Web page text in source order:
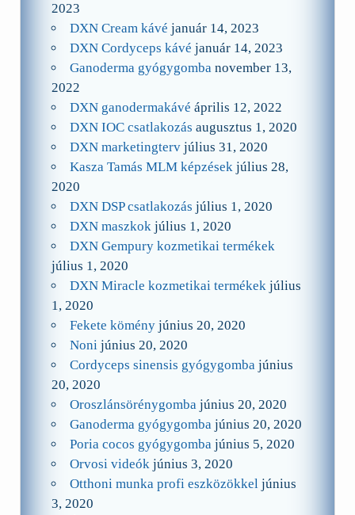
2023
DXN Cream kávé január 14, 2023
DXN Cordyceps kávé január 14, 2023
Ganoderma gyógygomba november 13,
2022
DXN ganodermakávé április 12, 2022
DXN IOC csatlakozás augusztus 1, 2020
DXN marketingterv július 31, 2020
Kasza Tamás MLM képzések július 28,
2020
DXN DSP csatlakozás július 1, 2020
DXN maszkok július 1, 2020
DXN Gempury kozmetikai termékek
július 1, 2020
DXN Miracle kozmetikai termékek július
1, 2020
Fekete kömény június 20, 2020
Noni június 20, 2020
Cordyceps sinensis gyógygomba június
20, 2020
Oroszlánsörénygomba június 20, 2020
Ganoderma gyógygomba június 20, 2020
Poria cocos gyógygomba június 5, 2020
Orvosi videók június 3, 2020
Otthoni munka profi eszközökkel június
3, 2020